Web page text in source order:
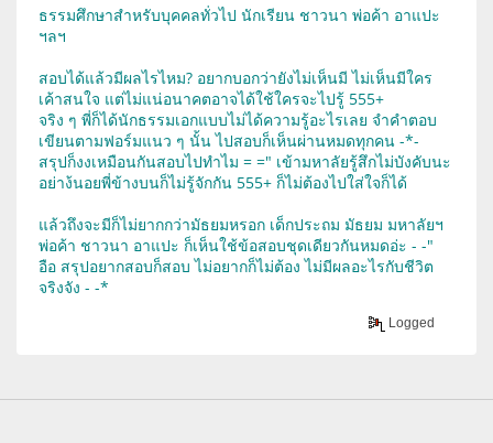
ธรรมศึกษาสำหรับบุคคลทั่วไป นักเรียน ชาวนา พ่อค้า อาแปะ
ฯลฯ
สอบได้แล้วมีผลไรไหม? อยากบอกว่ายังไม่เห็นมี ไม่เห็นมีใคร
เค้าสนใจ แต่ไม่แน่อนาคตอาจได้ใช้ใครจะไปรู้ 555+
จริง ๆ พี่ก็ได้นักธรรมเอกแบบไม่ได้ความรู้อะไรเลย จำคำตอบ
เขียนตามฟอร์มแนว ๆ นั้น ไปสอบก็เห็นผ่านหมดทุกคน -*-
สรุปก็งงเหมือนกันสอบไปทำไม = =" เข้ามหาลัยรู้สึกไม่บังคับนะ
อย่าง้นอยพี่ข้างบนก็ไม่รู้จักกัน 555+ ก็ไม่ต้องไปใส่ใจก็ได้
แล้วถึงจะมีก็ไม่ยากกว่ามัธยมหรอก เด็กประถม มัธยม มหาลัยฯ
พ่อค้า ชาวนา อาแปะ ก็เห็นใช้ข้อสอบชุดเดียวกันหมดอ่ะ - -"
อือ สรุปอยากสอบก็สอบ ไม่อยากก็ไม่ต้อง ไม่มีผลอะไรกับชีวิต
จริงจัง - -*
Logged